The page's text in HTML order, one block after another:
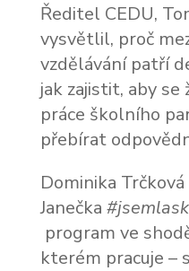
Ředitel CEDU,
vysvětlil, proč
vzdělávání patří
jak zajistit, aby
práce školního
přebírat
Dominika
Janečka
program ve
kterém pracuje –